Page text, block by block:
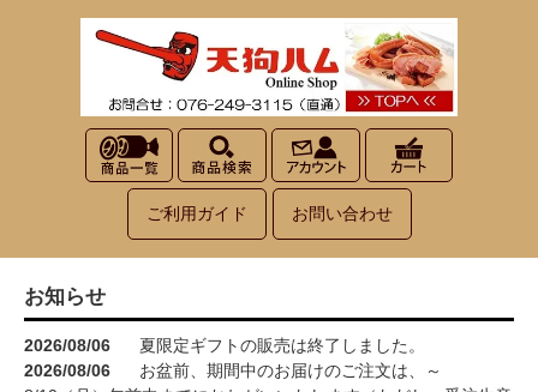
ご利用ガイド お問い合わせ
お知らせ
2026/08/06
夏限定ギフトの販売は終了しました。
2026/08/06
お盆前、期間中のお届けのご注文は、～